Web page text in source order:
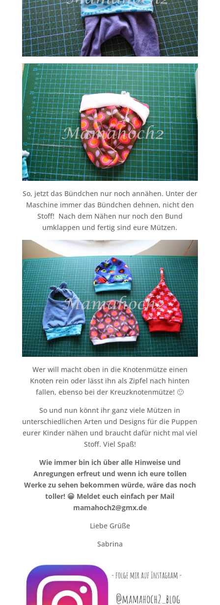
So, jetzt das Bündchen nur noch annähen. Unter der
Maschine immer das Bündchen dehnen, nicht den
Stoff! Nach dem Nähen nur noch den Bund
umklappen und fertig sind eure Mützen.
Wer will macht oben in die Knotenmütze einen
Knoten rein oder lässt ihn als Zipfel nach hinten
fallen, ebenso bei der Kreuzknotenmütze! 🙂
So und nun könnt ihr ganz viele Mützen in
unterschiedlichen Arten und Designs für die Puppen
eurer Kinder nähen und braucht dafür nicht mal viel
Stoff. Viel Spaß!
Wie immer bin ich über alle Hinweise und
Anregungen erfreut und wenn ich eure tollen
Werke zu sehen bekommen würde, wäre das noch
toller! 😀 Meldet euch einfach per Mail
mamahoch2@gmx.de
Liebe Grüße
Sabrina